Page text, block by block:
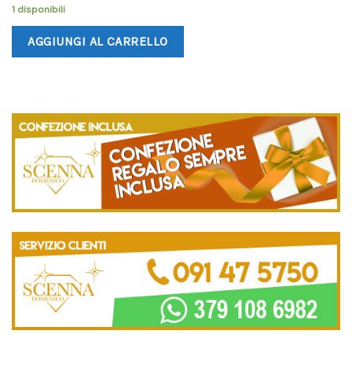
1 disponibili
AGGIUNGI AL CARRELLO